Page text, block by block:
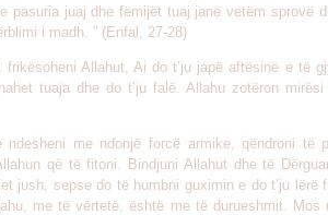
pasuria juaj dhe fëmijët tuaj janë vetëm sprovë
i madh. ” (Enfal, 27-28)
frikësoheni Allahut, Ai do t’ju japë aftësinë e të
tuaja dhe do t’ju falë. Allahu zotëron
ndesheni me ndonjë forcë armike, qëndroni të
që të fitoni. Bindjuni Allahut dhe të
jush, sepse do të humbni guximin e do t’ju lërë
me të vërtetë, është me të durueshmit. Mos